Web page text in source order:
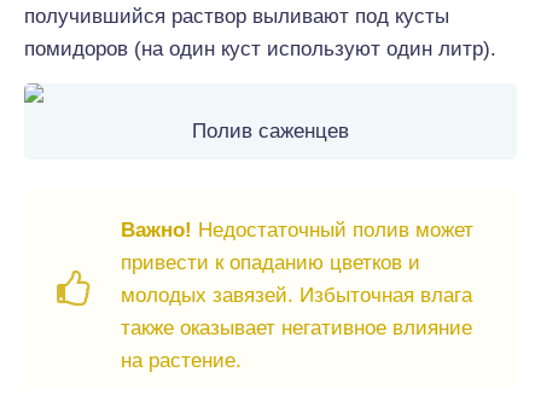
получившийся раствор выливают под кусты
помидоров (на один куст используют один литр).
Полив саженцев
Важно! Недостаточный полив может
привести к опаданию цветков и
молодых завязей. Избыточная влага
также оказывает негативное влияние
на растение.